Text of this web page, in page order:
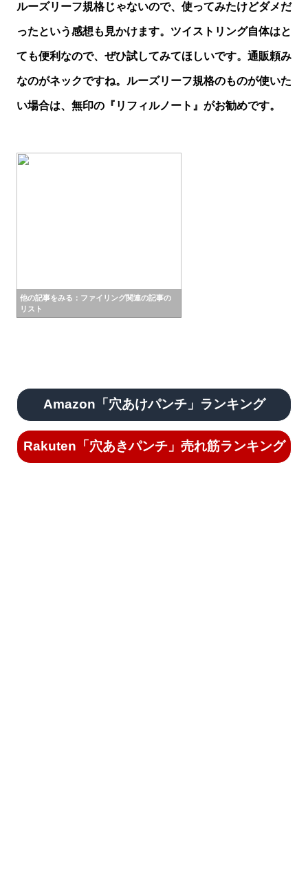
ルーズリーフ規格じゃないので、使ってみたけどダメだ
ったという感想も見かけます。ツイストリング自体はと
ても便利なので、ぜひ試してみてほしいです。通販頼み
なのがネックですね。ルーズリーフ規格のものが使いた
い場合は、無印の『リフィルノート』がお勧めです。
他の記事をみる：ファイリング関連の記事の
リスト
Amazon「穴あけパンチ」ランキング
Rakuten「穴あきパンチ」売れ筋ランキング